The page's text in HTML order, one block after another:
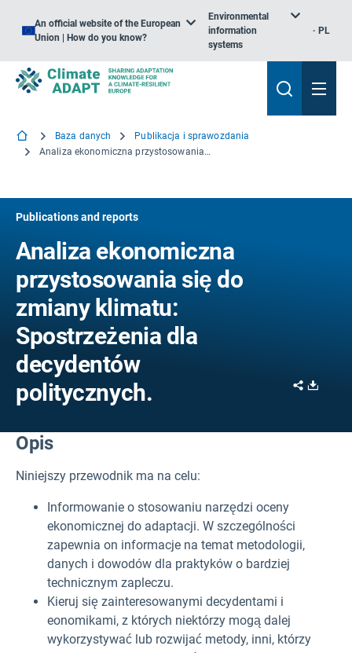
An official website of the European
Union | How do you know?
Environmental
information
systems
PL
Baza danych
Publikacja i sprawozdania
Analiza ekonomiczna przystosowania się do zmiany klimatu: Spostrzeżenia dla decydentów politycznych.
Publications and reports
Analiza ekonomiczna
przystosowania się do
zmiany klimatu:
Spostrzeżenia dla
decydentów
politycznych.
Share
Opis
Niniejszy przewodnik ma na celu:
Informowanie o stosowaniu narzędzi oceny
ekonomicznej do adaptacji. W szczególności
zapewnia on informacje na temat metodologii,
danych i dowodów dla praktyków o bardziej
technicznym zapleczu.
Kieruj się zainteresowanymi decydentami i
eonomikami, z których niektórzy mogą dalej
wykorzystywać lub rozwijać metody, inni, którzy